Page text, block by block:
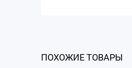
ПОХОЖИЕ ТОВАРЫ